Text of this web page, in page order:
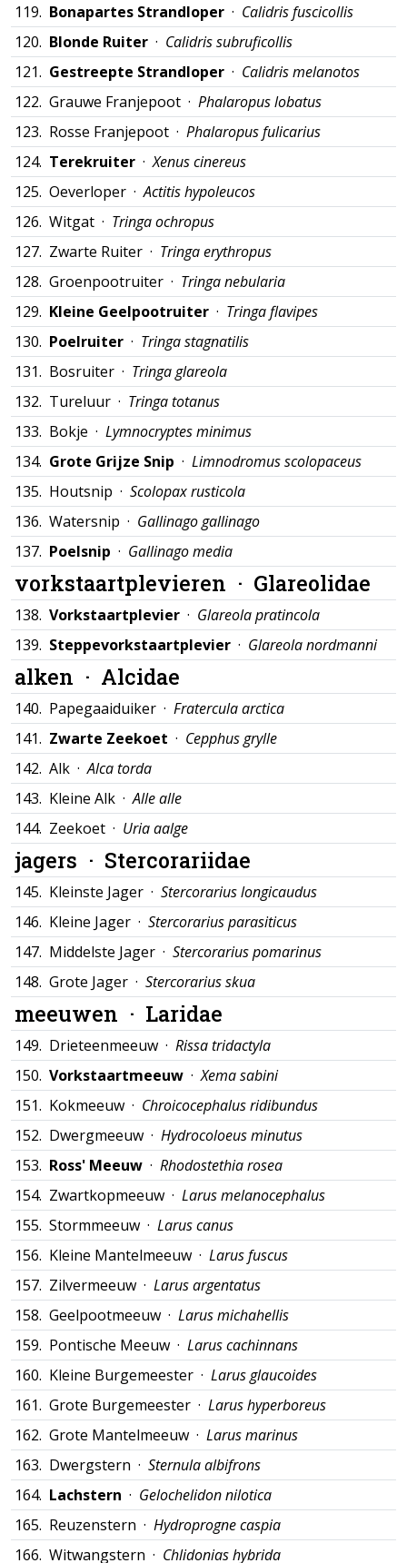
119. Bonapartes Strandloper · Calidris fuscicollis
120. Blonde Ruiter · Calidris subruficollis
121. Gestreepte Strandloper · Calidris melanotos
122. Grauwe Franjepoot · Phalaropus lobatus
123. Rosse Franjepoot · Phalaropus fulicarius
124. Terekruiter ·Xenus cinereus
125. Oeverloper ·Actitis hypoleucos
126. Witgat · Tringa ochropus
127. Zwarte Ruiter · Tringa erythropus
128. Groenpootruiter · Tringa nebularia
129. Kleine Geelpootruiter · Tringa flavipes
130. Poelruiter · Tringa stagnatilis
131. Bosruiter · Tringa glareola
132. Tureluur · Tringa totanus
133. Bokje · Lymnocryptes minimus
134. Grote Grijze Snip · Limnodromus scolopaceus
135. Houtsnip · Scolopax rusticola
136. Watersnip · Gallinago gallinago
137. Poelsnip · Gallinago media
vorkstaartplevieren · Glareolidae
138. Vorkstaartplevier · Glareola pratincola
139. Steppevorkstaartplevier · Glareola nordmanni
alken · Alcidae
140. Papegaaiduiker · Fratercula arctica
141. Zwarte Zeekoet · Cepphus grylle
142. Alk ·Alca torda
143. Kleine Alk ·Alle alle
144. Zeekoet · Uria aalge
jagers · Stercorariidae
145. Kleinste Jager · Stercorarius longicaudus
146. Kleine Jager · Stercorarius parasiticus
147. Middelste Jager · Stercorarius pomarinus
148. Grote Jager · Stercorarius skua
meeuwen · Laridae
149. Drieteenmeeuw · Rissa tridactyla
150. Vorkstaartmeeuw ·Xema sabini
151. Kokmeeuw · Chroicocephalus ridibundus
152. Dwergmeeuw · Hydrocoloeus minutus
153. Ross' Meeuw · Rhodostethia rosea
154. Zwartkopmeeuw · Larus melanocephalus
155. Stormmeeuw · Larus canus
156. Kleine Mantelmeeuw · Larus fuscus
157. Zilvermeeuw · Larus argentatus
158. Geelpootmeeuw · Larus michahellis
159. Pontische Meeuw · Larus cachinnans
160. Kleine Burgemeester · Larus glaucoides
161. Grote Burgemeester · Larus hyperboreus
162. Grote Mantelmeeuw · Larus marinus
163. Dwergstern · Sternula albifrons
164. Lachstern · Gelochelidon nilotica
165. Reuzenstern · Hydroprogne caspia
166. Witwangstern · Chlidonias hybrida